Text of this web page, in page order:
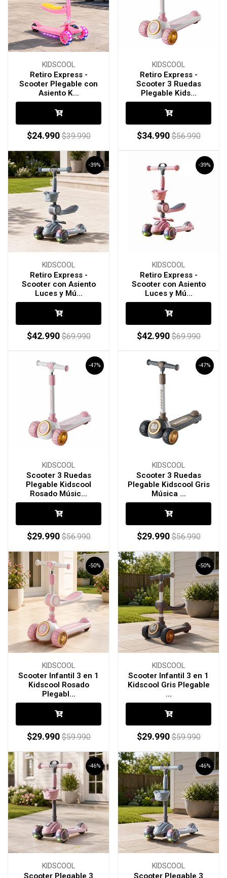
KIDSCOOL
Retiro Express -
Scooter Plegable con
Asiento K...
$24.990 $39.990
KIDSCOOL
Retiro Express -
Scooter 3 Ruedas
Plegable Kids...
$34.990 $56.990
-39%
KIDSCOOL
Retiro Express -
Scooter con Asiento
Luces y Mú...
$42.990 $69.990
-39%
KIDSCOOL
Retiro Express -
Scooter con Asiento
Luces y Mú...
$42.990 $69.990
-47%
KIDSCOOL
Scooter 3 Ruedas
Plegable Kidscool
Rosado Músic...
$29.990 $56.990
-47%
KIDSCOOL
Scooter 3 Ruedas
Plegable Kidscool Gris
Música ...
$29.990 $56.990
-50%
KIDSCOOL
Scooter Infantil 3 en 1
Kidscool Rosado
Plegabl...
$29.990 $59.990
-50%
KIDSCOOL
Scooter Infantil 3 en 1
Kidscool Gris Plegable
...
$29.990 $59.990
-46%
KIDSCOOL
Scooter Plegable 3
-46%
KIDSCOOL
Scooter Plegable 3